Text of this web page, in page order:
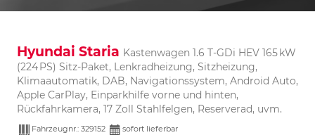
Hyundai Staria Kastenwagen 1.6 T-GDi HEV 165 kW
(224 PS) Sitz-Paket, Lenkradheizung, Sitzheizung,
Klimaautomatik, DAB, Navigationssystem, Android Auto,
Apple CarPlay, Einparkhilfe vorne und hinten,
Rückfahrkamera, 17 Zoll Stahlfelgen, Reserverad, uvm.
Fahrzeugnr.: 329152
sofort lieferbar